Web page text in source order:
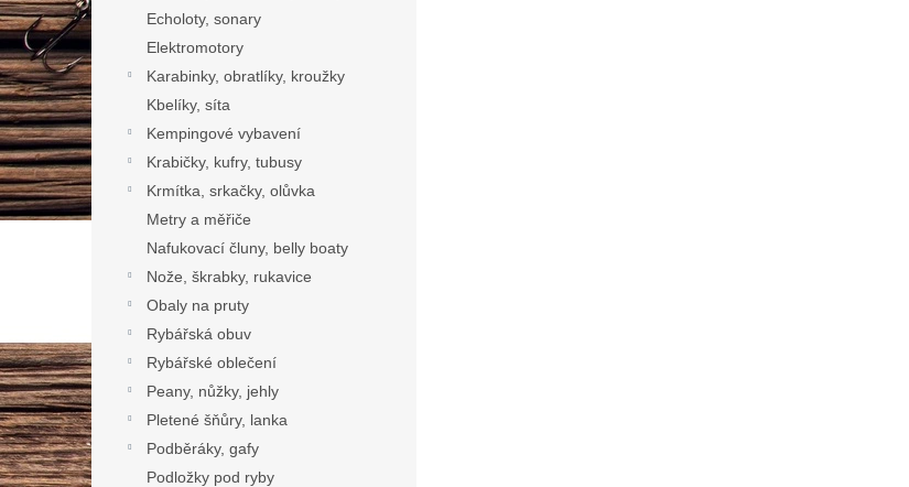
Echoloty, sonary
Elektromotory
Karabinky, obratlíky, kroužky
Kbelíky, síta
Kempingové vybavení
Krabičky, kufry, tubusy
Krmítka, srkačky, olůvka
Metry a měřiče
Nafukovací čluny, belly boaty
Nože, škrabky, rukavice
Obaly na pruty
Rybářská obuv
Rybářské oblečení
Peany, nůžky, jehly
Pletené šňůry, lanka
Podběráky, gafy
Podložky pod ryby